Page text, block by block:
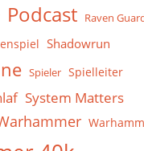
Podcast Raven
Shadowrun
Spieler Spielleiter
System Matters